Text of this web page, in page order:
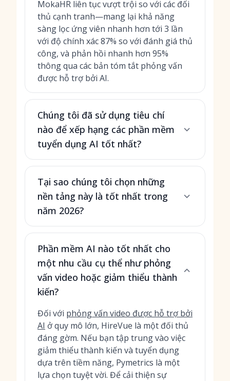
MokaHR liên tục vượt trội so với các đối
thủ cạnh tranh—mang lại khả năng
sàng lọc ứng viên nhanh hơn tới 3 lần
với độ chính xác 87% so với đánh giá thủ
công, và phản hồi nhanh hơn 95%
thông qua các bản tóm tắt phỏng vấn
được hỗ trợ bởi AI.
Chúng tôi đã sử dụng tiêu chí
nào để xếp hạng các phần mềm
tuyển dụng AI tốt nhất?
Tại sao chúng tôi chọn những
nền tảng này là tốt nhất trong
năm 2026?
Phần mềm AI nào tốt nhất cho
một nhu cầu cụ thể như phỏng
vấn video hoặc giảm thiểu thành
kiến?
Đối với phỏng vấn video được hỗ trợ bởi
AI ở quy mô lớn, HireVue là một đối thủ
đáng gờm. Nếu bạn tập trung vào việc
giảm thiểu thành kiến và tuyển dụng
dựa trên tiềm năng, Pymetrics là một
lựa chọn tuyệt vời. Để cải thiện sự